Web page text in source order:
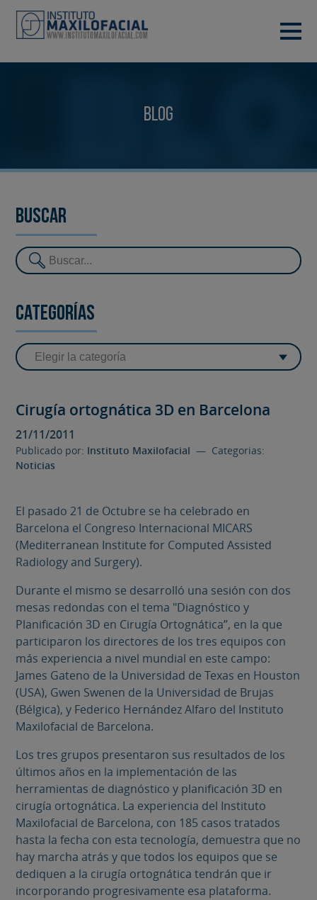
Blog
Buscar
Categorías
Cirugía ortognática 3D en Barcelona
21/11/2011
Publicado por: Instituto Maxilofacial — Categorias:
Noticias
El pasado 21 de Octubre se ha celebrado en
Barcelona el Congreso Internacional MICARS
(Mediterranean Institute for Computed Assisted
Radiology and Surgery).
Durante el mismo se desarrolló una sesión con dos
mesas redondas con el tema "Diagnóstico y
Planificación 3D en Cirugía Ortognática”, en la que
participaron los directores de los tres equipos con
más experiencia a nivel mundial en este campo:
James Gateno de la Universidad de Texas en Houston
(USA), Gwen Swenen de la Universidad de Brujas
(Bélgica), y Federico Hernández Alfaro del Instituto
Maxilofacial de Barcelona.
Los tres grupos presentaron sus resultados de los
últimos años en la implementación de las
herramientas de diagnóstico y planificación 3D en
cirugía ortognática. La experiencia del Instituto
Maxilofacial de Barcelona, con 185 casos tratados
hasta la fecha con esta tecnología, demuestra que no
hay marcha atrás y que todos los equipos que se
dediquen a la cirugía ortognática tendrán que ir
incorporando progresivamente esa plataforma.